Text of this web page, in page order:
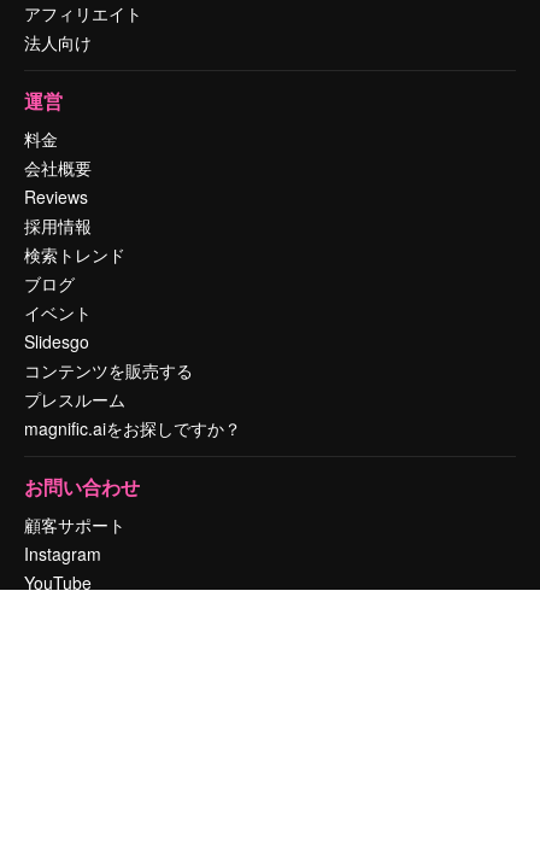
アフィリエイト
法人向け
運営
料金
会社概要
Reviews
採用情報
検索トレンド
ブログ
イベント
Slidesgo
コンテンツを販売する
プレスルーム
magnific.aiをお探しですか？
お問い合わせ
顧客サポート
Instagram
YouTube